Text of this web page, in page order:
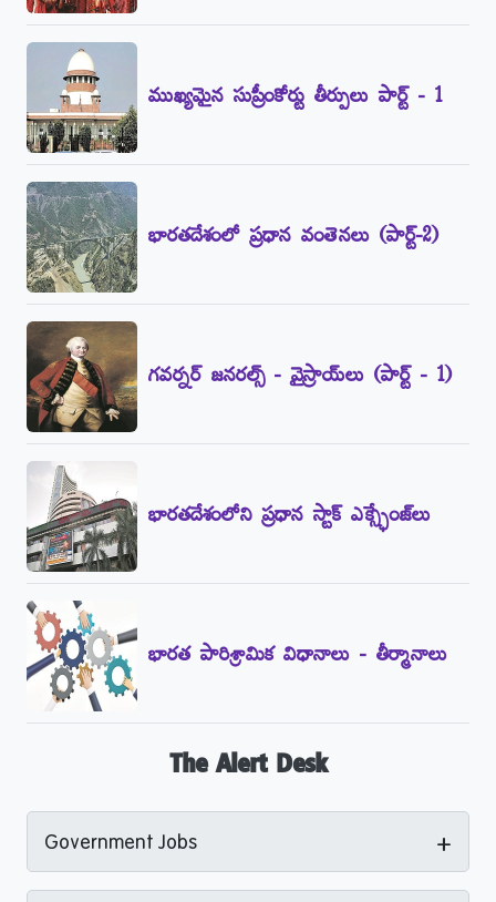
ముఖ్యమైన సుప్రీంకోర్టు తీర్పులు పార్ట్‌ - 1
భారతదేశంలో ప్రధాన వంతెనలు (పార్ట్‌-2)
గవర్నర్‌ జనరల్స్‌ - వైస్రాయ్‌లు (పార్ట్‌ - 1)
భారతదేశంలోని ప్రధాన స్టాక్‌ ఎక్స్ఛేంజ్‌లు
భారత పారిశ్రామిక విధానాలు - తీర్మానాలు
The Alert Desk
Government Jobs +